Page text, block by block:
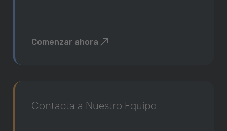
Comenzar ahora
Contacta a Nuestro Equipo